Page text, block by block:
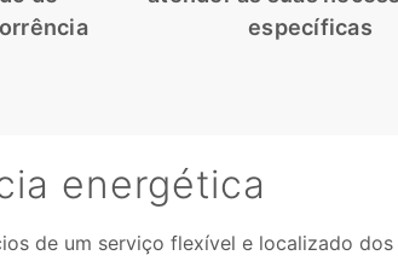
específicas
energética
de um serviço flexível e localizado